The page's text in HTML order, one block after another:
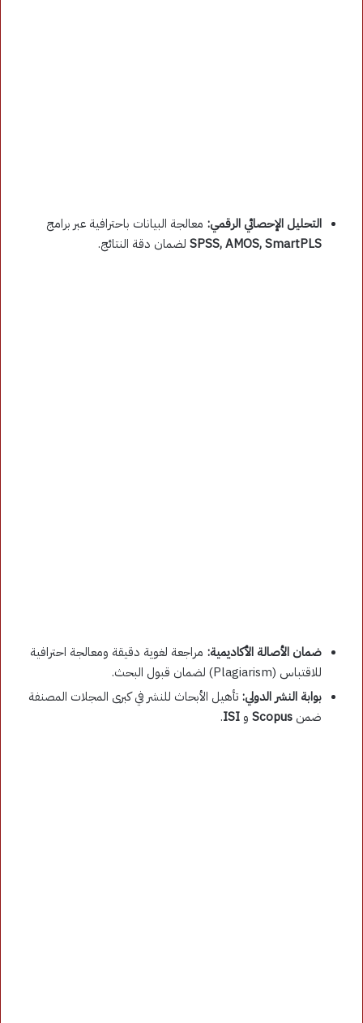
التحليل الإحصائي الرقمي: معالجة البيانات باحترافية عبر برامج
SPSS, AMOS, SmartPLS لضمان دقة النتائج.
ضمان الأصالة الأكاديمية: مراجعة لغوية دقيقة ومعالجة احترافية
للاقتباس (Plagiarism) لضمان قبول البحث.
بوابة النشر الدولي: تأهيل الأبحاث للنشر في كبرى المجلات المصنفة
ضمن Scopus و ISI
.